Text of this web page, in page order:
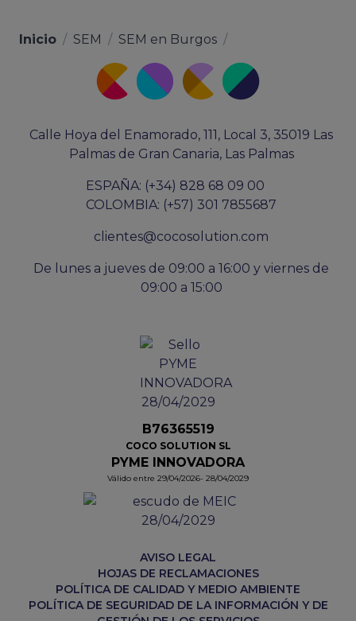
Inicio / SEM / SEM en Burgos /
Calle Hoya del Enamorado, 111, Local 3, 35019 Las
Palmas de Gran Canaria, Las Palmas
ESPAÑA: (+34) 828 68 09 00
COLOMBIA: (+57) 301 7855687
clientes@cocosolution.com
De lunes a jueves de 09:00 a 16:00 y viernes de
09:00 a 15:00
B76365519
COCO SOLUTION SL
PYME INNOVADORA
Válido entre 29/04/2026- 28/04/2029
AVISO LEGAL
HOJAS DE RECLAMACIONES
POLÍTICA DE CALIDAD Y MEDIO AMBIENTE
POLÍTICA DE SEGURIDAD DE LA INFORMACIÓN Y DE